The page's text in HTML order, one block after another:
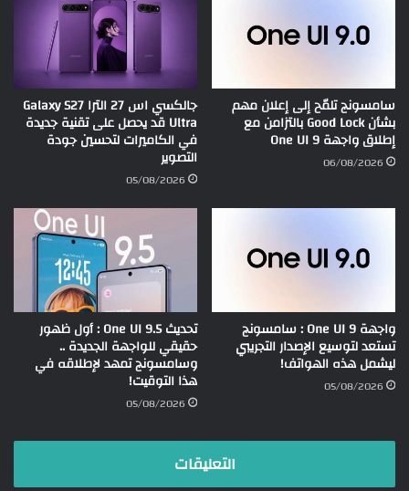
سامسونج تلمّح إلى إعلان مهم
بشأن Good Lock بالتزامن مع
إطلاق واجهة One UI 9
06/08/2026
جالكسي اس 27 الترا Galaxy S27
Ultra قد يحصل على تقنية جديدة
في الكاميرات لتحسين جودة
التصوير
05/08/2026
واجهة One UI 9 : سامسونج
تستعد لتوسيع الإصدار التجريبي
ليشمل هذه الهواتف!
05/08/2026
تحديث One UI 9.5 : أول ظهور
حقيقي للواجهة الجديدة ..
وسامسونج تمهد لإطلاقه في
هذا التوقيت!
05/08/2026
التعليقات